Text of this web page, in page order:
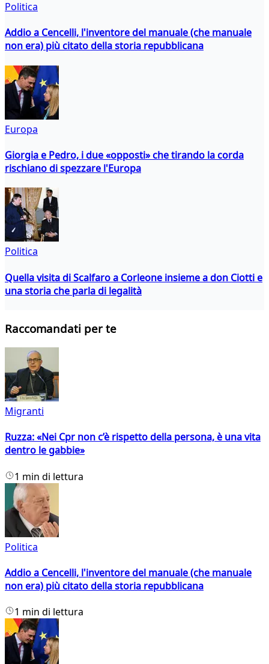
Politica
Addio a Cencelli, l'inventore del manuale (che manuale
non era) più citato della storia repubblicana
Europa
Giorgia e Pedro, i due «opposti» che tirando la corda
rischiano di spezzare l'Europa
Politica
Quella visita di Scalfaro a Corleone insieme a don Ciotti e
una storia che parla di legalità
Raccomandati per te
Migranti
Ruzza: «Nei Cpr non c’è rispetto della persona, è una vita
dentro le gabbie»
1 min di lettura
Politica
Addio a Cencelli, l'inventore del manuale (che manuale
non era) più citato della storia repubblicana
1 min di lettura